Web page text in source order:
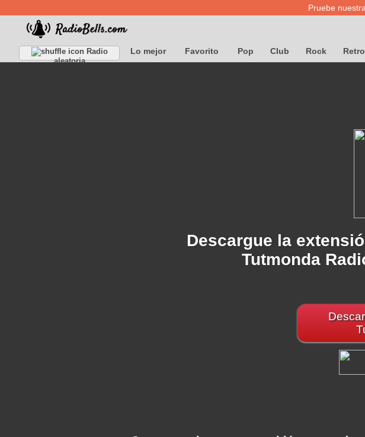
Pruebe
Radio
aleatoria
Lo mejor Favorito Pop Club Rock Retro
Descargue la
Tutmonda